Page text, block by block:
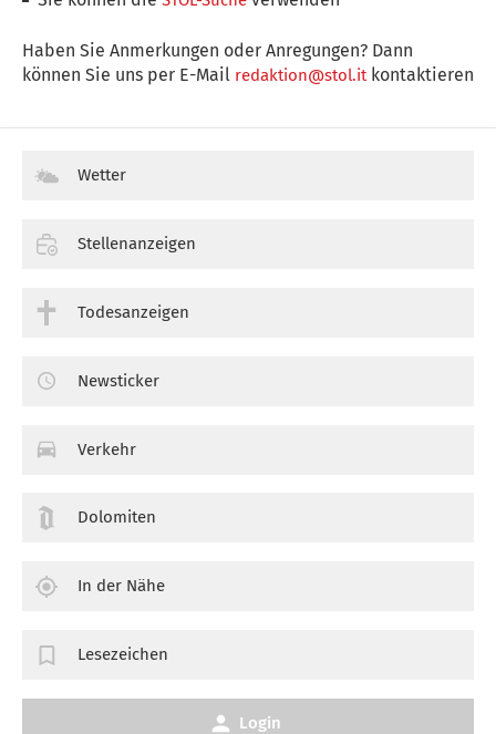
Haben Sie Anmerkungen oder Anregungen? Dann
können Sie uns per E-Mail redaktion@stol.itkontaktieren
Wetter
Stellenanzeigen
Todesanzeigen
Newsticker
Verkehr
Dolomiten
In der Nähe
Lesezeichen
Login